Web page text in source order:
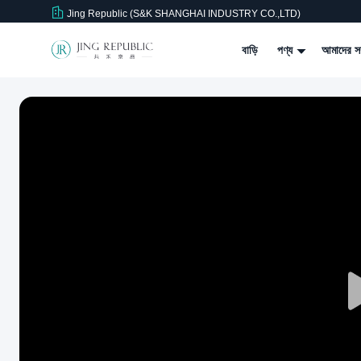
Jing Republic (S&K SHANGHAI INDUSTRY CO.,LTD)
বাড়ি পণ্য আমাদের